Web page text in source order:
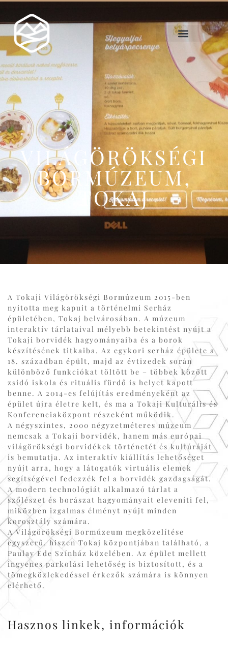
VILÁGÖRÖKSÉGI
BORMÚZEUM,
TOKAJ
A Tokaji Világörökségi Bormúzeum 2015-ben
nyitotta meg kapuit a történelmi Serház
épületében, Tokaj belvárosában. A múzeum
interaktív tárlataival mélyebb betekintést nyújt a
Tokaji borvidék hagyományaiba és a borok
készítésének titkaiba. Az egykori serház épülete a
18. században épült, majd az évtizedek során
különböző funkciókat töltött be – többek között
zsidó iskola és rituális fürdő is helyet kapott
benne. A 2014-es felújítás eredményeként az
épület újra életre kelt, és ma a Tokaji Kulturális és
Konferenciaközpont részeként működik.
A négyszintes, 2000 négyzetméteres múzeum
nemcsak a Tokaji borvidék, hanem más európai
világörökségi borvidékek történetét és kultúráját
is bemutatja. Az interaktív kiállítás lehetőséget
nyújt arra, hogy a látogatók virtuális elemek
segítségével fedezzék fel a borvidék gazdagságát.
A modern technológiát alkalmazó tárlat a
szőlészet és borászat hagyományait eleveníti fel,
miközben izgalmas élményt nyújt minden
korosztály számára.
A Világörökségi Bormúzeum megközelítése
egyszerű, hiszen Tokaj központjában található, a
Paulay Ede Színház közelében. Az épület mellett
ingyenes parkolási lehetőség is biztosított, és a
tömegközlekedéssel érkezők számára is könnyen
elérhető.
Hasznos linkek, információk